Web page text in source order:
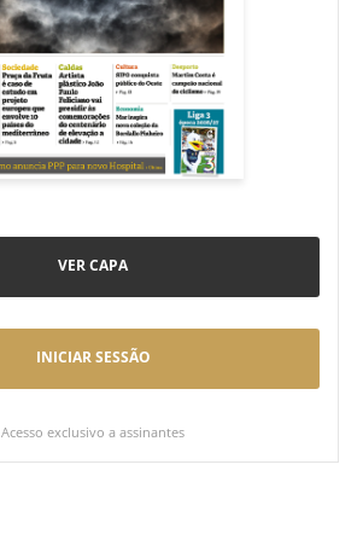
VER CAPA
INICIAR SESSÃO
Acesso exclusivo a assinantes